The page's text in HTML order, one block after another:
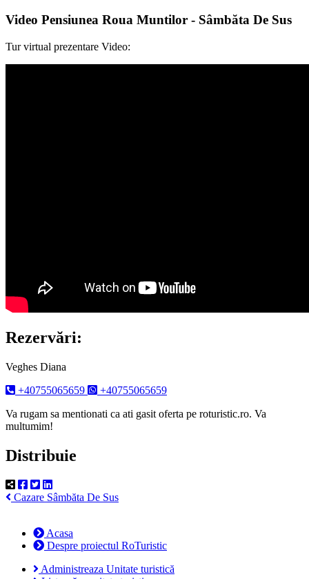
Video Pensiunea Roua Muntilor - Sâmbăta De Sus
Tur virtual prezentare Video:
Rezervări:
Veghes Diana
+40755065659
+40755065659
Va rugam sa mentionati ca ati gasit oferta pe roturistic.ro. Va
multumim!
Distribuie
Cazare Sâmbăta De Sus
Acasa
Despre proiectul RoTuristic
Administreaza Unitate turistică